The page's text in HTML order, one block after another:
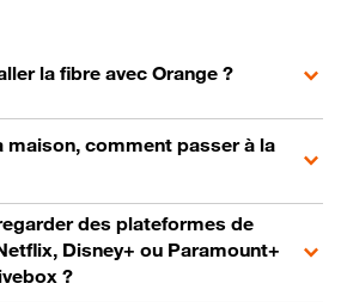
la fibre avec Orange ?
maison, comment passer à la
des plateformes de
Disney+ ou Paramount+
?